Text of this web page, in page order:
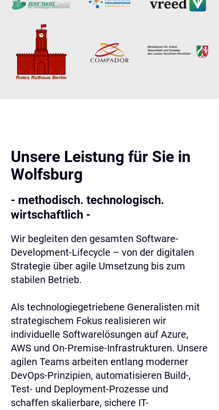
Unsere Leistung für Sie in
Wolfsburg
- methodisch. technologisch.
wirtschaftlich -
Wir begleiten den gesamten Software-
Development-Lifecycle – von der digitalen
Strategie über agile Umsetzung bis zum
stabilen Betrieb.
Als technologiegetriebene Generalisten mit
strategischem Fokus realisieren wir
individuelle Softwarelösungen auf Azure,
AWS und On-Premise-Infrastrukturen. Unsere
agilen Teams arbeiten entlang moderner
DevOps-Prinzipien, automatisieren Build-,
Test- und Deployment-Prozesse und
schaffen skalierbare, sichere IT-